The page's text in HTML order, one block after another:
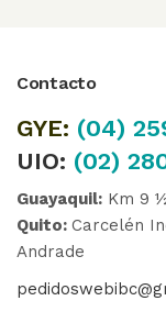
Contacto
GYE: (04)
UIO: (02)
Guayaquil: Km 9
Quito: Carcelén
Andrade